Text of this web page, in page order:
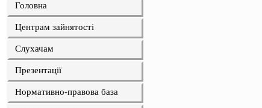
Головна
Центрам зайнятості
Слухачам
Презентації
Нормативно-правова база